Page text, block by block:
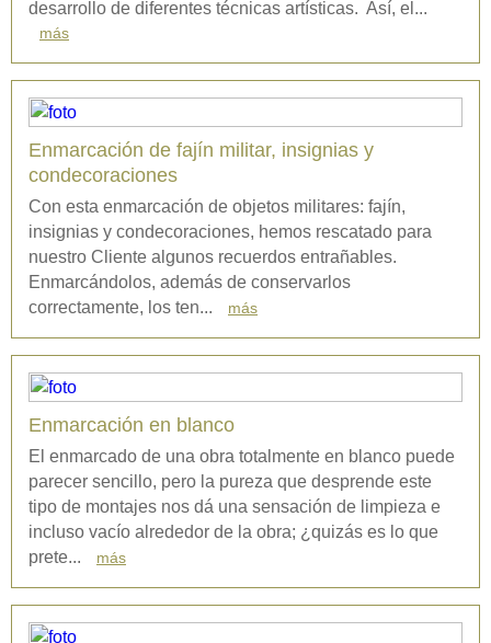
desarrollo de diferentes técnicas artísticas. Así, el...
más
Enmarcación de fajín militar, insignias y
condecoraciones
Con esta enmarcación de objetos militares: fajín,
insignias y condecoraciones, hemos rescatado para
nuestro Cliente algunos recuerdos entrañables.
Enmarcándolos, además de conservarlos
correctamente, los ten...
más
Enmarcación en blanco
El enmarcado de una obra totalmente en blanco puede
parecer sencillo, pero la pureza que desprende este
tipo de montajes nos dá una sensación de limpieza e
incluso vacío alrededor de la obra; ¿quizás es lo que
prete...
más